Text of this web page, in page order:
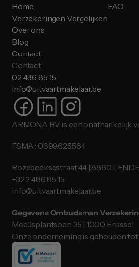
Home
Verzekeringen Vergelijken
Over ons
Blog
Contact
FAQ
Contact
02 486 85 15
info@uitvaartmakelaar.be
ARMONA BV is een onafhankelijk
FSMA : 0699.625.564
Rozebeeksestraat 44 | 8860
​​​​​​​+32 2 486 85 15
info@uitvaartmakelaar.be
Gegevens Ombudsman
Meeûsplantsoen 35 | 1000 Brussel
Onze onderneming is gehouden